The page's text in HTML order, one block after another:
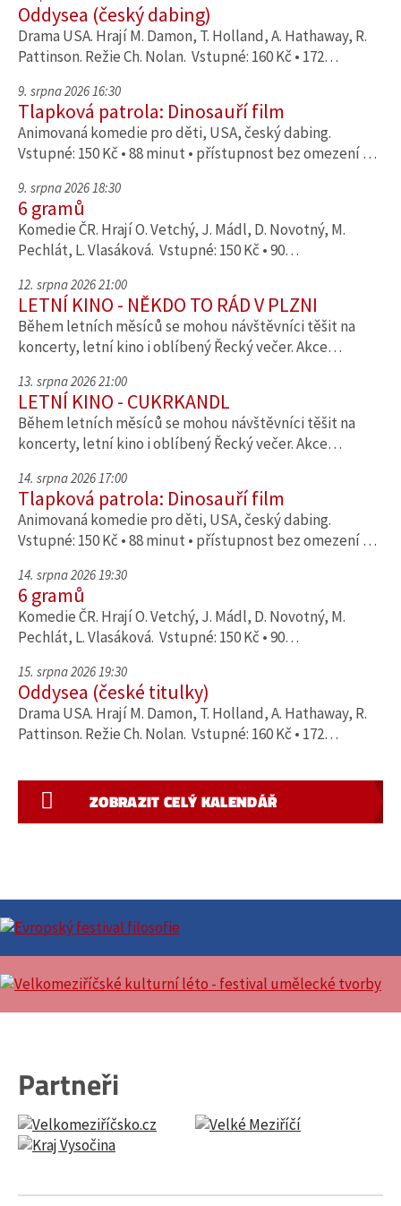
Oddysea (český dabing)
Drama USA. Hrají M. Damon, T. Holland, A. Hathaway, R.
Pattinson. Režie Ch. Nolan. Vstupné: 160 Kč • 172…
9. srpna 2026 16:30
Tlapková patrola: Dinosauří film
Animovaná komedie pro děti, USA, český dabing.
Vstupné: 150 Kč • 88 minut • přístupnost bez omezení …
9. srpna 2026 18:30
6 gramů
Komedie ČR. Hrají O. Vetchý, J. Mádl, D. Novotný, M.
Pechlát, L. Vlasáková. Vstupné: 150 Kč • 90…
12. srpna 2026 21:00
LETNÍ KINO - NĚKDO TO RÁD V PLZNI
Během letních měsíců se mohou návštěvníci těšit na
koncerty, letní kino i oblíbený Řecký večer. Akce…
13. srpna 2026 21:00
LETNÍ KINO - CUKRKANDL
Během letních měsíců se mohou návštěvníci těšit na
koncerty, letní kino i oblíbený Řecký večer. Akce…
14. srpna 2026 17:00
Tlapková patrola: Dinosauří film
Animovaná komedie pro děti, USA, český dabing.
Vstupné: 150 Kč • 88 minut • přístupnost bez omezení …
14. srpna 2026 19:30
6 gramů
Komedie ČR. Hrají O. Vetchý, J. Mádl, D. Novotný, M.
Pechlát, L. Vlasáková. Vstupné: 150 Kč • 90…
15. srpna 2026 19:30
Oddysea (české titulky)
Drama USA. Hrají M. Damon, T. Holland, A. Hathaway, R.
Pattinson. Režie Ch. Nolan. Vstupné: 160 Kč • 172…
ZOBRAZIT CELÝ KALENDÁŘ
Partneři